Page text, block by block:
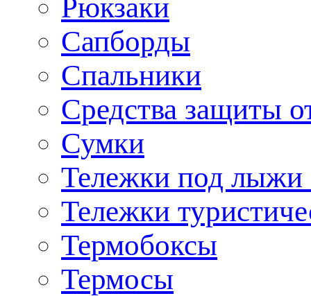
Рюкзаки
Сапборды
Спальники
Средства защиты
Сумки
Тележки под лыжи
Тележки
Термобоксы
Термосы